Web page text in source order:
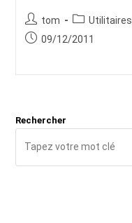
Auteur/autrice
de
tom
Post
category:
Utilitaires
Publication
09/12/2011
Rechercher